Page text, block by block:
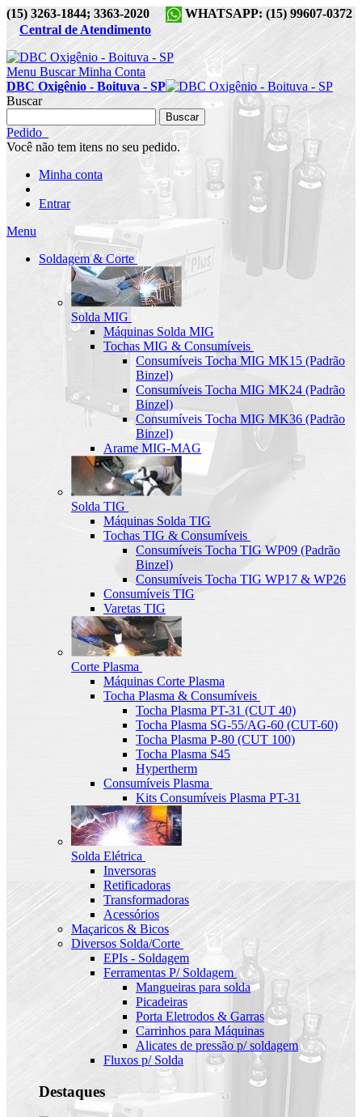
(15) 3263-1844; 3363-2020
WHATSAPP: (15) 99607-0372
Central de Atendimento
Menu Buscar Minha Conta
DBC Oxigênio - Boituva - SP
Buscar
Buscar
Pedido
Você não tem itens no seu pedido.
Minha conta
Entrar
Menu
Soldagem & Corte
Solda MIG
Máquinas Solda MIG
Tochas MIG & Consumíveis
Consumíveis Tocha MIG MK15 (Padrão
Binzel)
Consumíveis Tocha MIG MK24 (Padrão
Binzel)
Consumíveis Tocha MIG MK36 (Padrão
Binzel)
Arame MIG-MAG
Solda TIG
Máquinas Solda TIG
Tochas TIG & Consumíveis
Consumíveis Tocha TIG WP09 (Padrão
Binzel)
Consumíveis Tocha TIG WP17 & WP26
Consumíveis TIG
Varetas TIG
Corte Plasma
Máquinas Corte Plasma
Tocha Plasma & Consumíveis
Tocha Plasma PT-31 (CUT 40)
Tocha Plasma SG-55/AG-60 (CUT-60)
Tocha Plasma P-80 (CUT 100)
Tocha Plasma S45
Hypertherm
Consumíveis Plasma
Kits Consumíveis Plasma PT-31
Solda Elétrica
Inversoras
Retificadoras
Transformadoras
Acessórios
Maçaricos & Bicos
Diversos Solda/Corte
EPIs - Soldagem
Ferramentas P/ Soldagem
Mangueiras para solda
Picadeiras
Porta Eletrodos & Garras
Carrinhos para Máquinas
Alicates de pressão p/ soldagem
Fluxos p/ Solda
Destaques